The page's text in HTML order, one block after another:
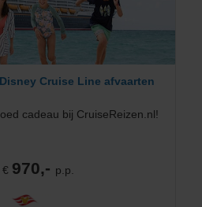
Cruise Line afvaarten
cadeau bij CruiseReizen.nl!
970,- p.p.